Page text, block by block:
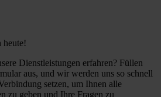
heute!
Dienstleistungen erfahren? Füllen
aus, und wir werden uns so schnell
setzen, um Ihnen alle
zu geben und Ihre Fragen zu